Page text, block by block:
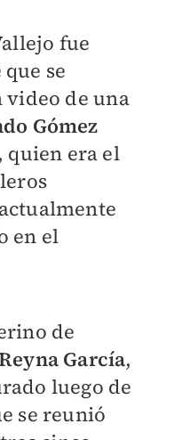
fue
se
de una
Gómez
quien era el
en el
de
García,
luego de
se reunió